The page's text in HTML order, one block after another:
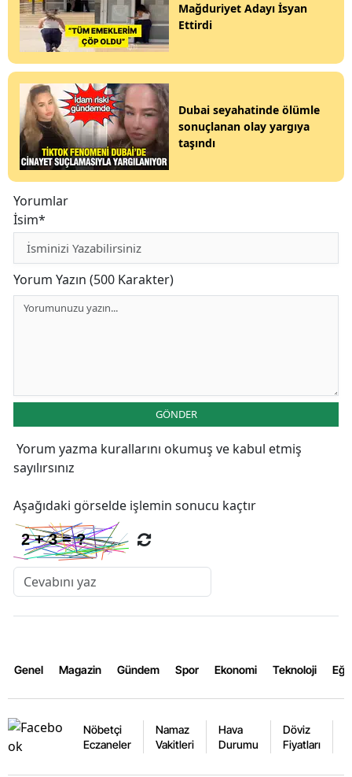
Mağduriyet Adayı İsyan
Ettirdi
Dubai seyahatinde ölümle
sonuçlanan olay yargıya
taşındı
Yorumlar
İsim*
Yorum Yazın (500 Karakter)
GÖNDER
Yorum yazma kurallarını okumuş ve kabul etmiş
sayılırsınız
Aşağıdaki görselde işlemin sonucu kaçtır
Genel Magazin Gündem Spor Ekonomi Teknoloji
Nöbetçi
Eczaneler
Namaz
Vakitleri
Hava
Durumu
Döviz
Fiyatları